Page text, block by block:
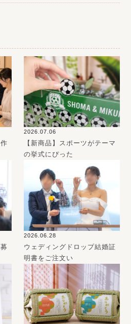
2026.07.06
【新商品】スポーツがテーマ
の挙式にぴった
2026.06.28
ウェディングドロップ結婚証
明書をご注文い